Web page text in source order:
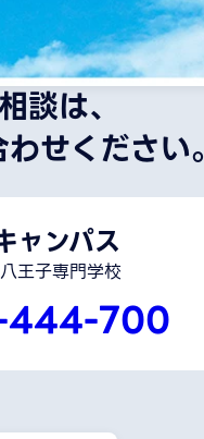
談は、
せください。
ャンパス
王子専門学校
444-700